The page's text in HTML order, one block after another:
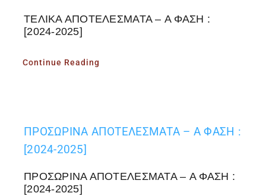
ΤΕΛΙΚΑ ΑΠΟΤΕΛΕΣΜΑΤΑ – A ΦΑΣΗ :
[2024-2025]
Continue Reading
ΠΡΟΣΩΡΙΝΑ ΑΠΟΤΕΛΕΣΜΑΤΑ – A ΦΑΣΗ :
[2024-2025]
ΠΡΟΣΩΡΙΝΑ ΑΠΟΤΕΛΕΣΜΑΤΑ – A ΦΑΣΗ :
[2024-2025]